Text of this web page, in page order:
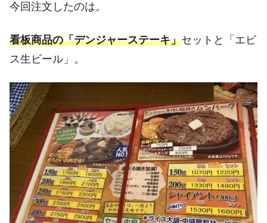
今回注文したのは。
看板商品の「デンジャーステーキ」セットと「エビ
ス生ビール」。